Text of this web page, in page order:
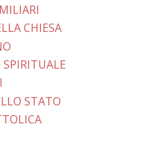
CHIESA
SPIRITUALE
STATO